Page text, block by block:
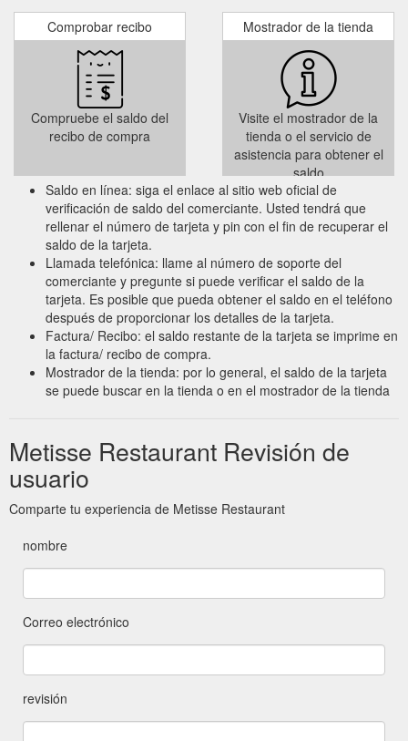
Comprobar recibo
Compruebe el saldo del
recibo de compra
Mostrador de la tienda
Visite el mostrador de la
tienda o el servicio de
asistencia para obtener el
saldo
Saldo en línea: siga el enlace al sitio web oficial de
verificación de saldo del comerciante. Usted tendrá que
rellenar el número de tarjeta y pin con el fin de recuperar el
saldo de la tarjeta.
Llamada telefónica: llame al número de soporte del
comerciante y pregunte si puede verificar el saldo de la
tarjeta. Es posible que pueda obtener el saldo en el teléfono
después de proporcionar los detalles de la tarjeta.
Factura/ Recibo: el saldo restante de la tarjeta se imprime en
la factura/ recibo de compra.
Mostrador de la tienda: por lo general, el saldo de la tarjeta
se puede buscar en la tienda o en el mostrador de la tienda
Metisse Restaurant Revisión de
usuario
Comparte tu experiencia de Metisse Restaurant
nombre
Correo electrónico
revisión